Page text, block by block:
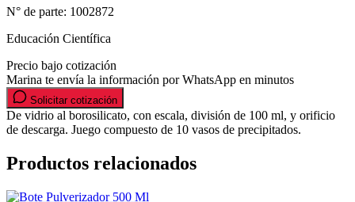
N° de parte: 1002872
Educación Científica
Precio bajo cotización
Marina te envía la información por WhatsApp en minutos
Solicitar cotización
De vidrio al borosilicato, con escala, división de 100 ml, y orificio
de descarga. Juego compuesto de 10 vasos de precipitados.
Productos relacionados